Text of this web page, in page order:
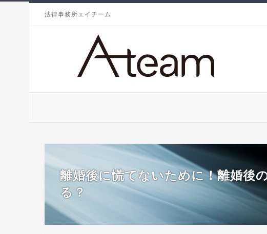
法律事務所エイチーム
離婚後に慌てないために！離婚後
る？